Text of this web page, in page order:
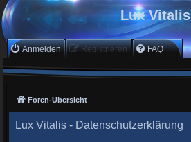
Lux Vitalis
Anmelden Registrieren FAQ
Foren-Übersicht
Lux Vitalis - Datenschutzerklärung